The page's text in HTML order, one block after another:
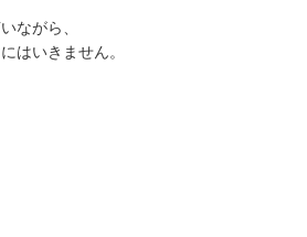
ながら、
はいきません。